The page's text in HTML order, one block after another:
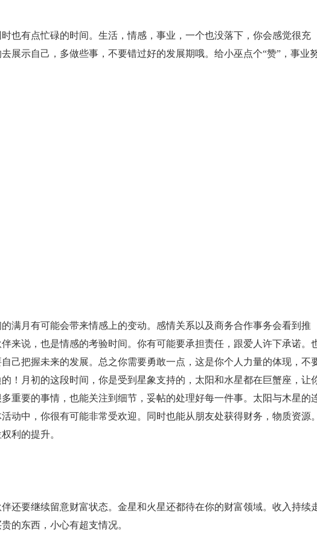
也有点忙碌的时间。生活，情感，事业，一个也没落下，你会感觉很充
展示自己，多做些事，不要错过好的发展期哦。给小巫点个“赞”，事业
满月有可能会带来情感上的变动。感情关系以及商务合作事务会看到推
来说，也是情感的考验时间。你有可能要承担责任，跟爱人许下承诺。
己把握未来的发展。总之你需要勇敢一点，这是你个人力量的体现，不
！月初的这段时间，你是受到星象支持的，太阳和水星都在巨蟹座，让
重要的事情，也能关注到细节，妥帖的处理好每一件事。太阳与木星的
动中，你很有可能非常受欢迎。同时也能从朋友处获得财务，物质资源。
利的提升。
还要继续留意财富状态。金星和火星还都待在你的财富领域。收入持续
的东西，小心有超支情况。